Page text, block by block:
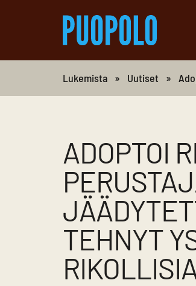
Lukemista » Uutiset »
ADOPTOI
TEHNYT